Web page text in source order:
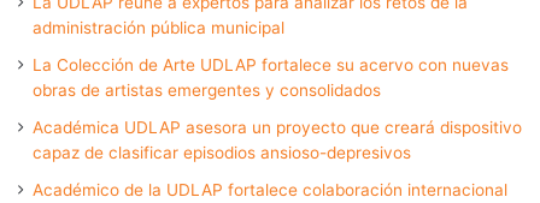
administración pública municipal
La Colección de Arte UDLAP fortalece su acervo con nuevas
obras de artistas emergentes y consolidados
Académica UDLAP asesora un proyecto que creará dispositivo
capaz de clasificar episodios ansioso-depresivos
Académico de la UDLAP fortalece colaboración internacional